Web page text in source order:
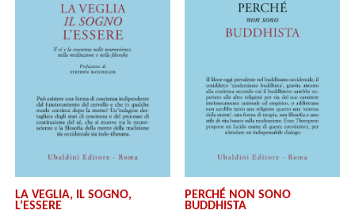
LA VEGLIA, IL SOGNO,
L’ESSERE
PERCHÉ NON SONO
BUDDHISTA